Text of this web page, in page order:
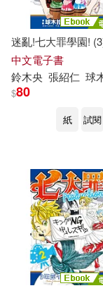
迷亂!七大罪學園!
中文電子書
鈴木央 張紹仁 球
$80
紙 試閱